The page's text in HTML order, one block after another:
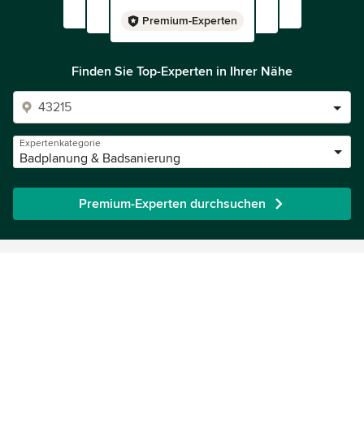
Premium-Experten
Finden Sie Top-Experten in Ihrer Nähe
Expertenkategorie
Badplanung & Badsanierung
Premium-Experten durchsuchen